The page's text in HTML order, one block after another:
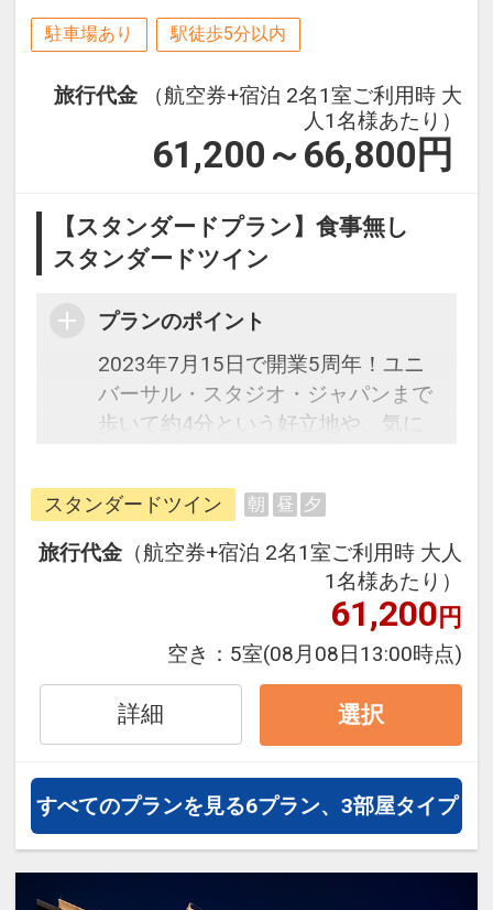
駐車場あり 駅徒歩5分以内
旅行代金
（航空券+宿泊 2名1室ご利用時 大
人1名様あたり）
61,200～66,800 円
【スタンダードプラン】食事無し
スタンダードツイン
プランのポイント
2023年7月15日で開業5周年！ユニ
バーサル・スタジオ・ジャパンまで
歩いて約4分という好立地や、気に
テル内ロビーで確認できるなど、オ
フィシャルホテルならではのメリッ
トが満載です。パークとコラボレー
ションしたロビー装飾や、素足で過
ごせる多彩なコンセプトルーム、全
室バス・トイレセパレートの客室で
快適に過ごせます。＜食事なし＞プ
ラン
スタンダードツイン 朝 昼 夕
旅行代金 （航空券+宿泊 2名1室ご利用時 大人
1名様あたり）
61,200円
空き： 5室(08月08日13:00時点)
詳細 選択
すべてのプランを見る6プラン、3部屋タイプ